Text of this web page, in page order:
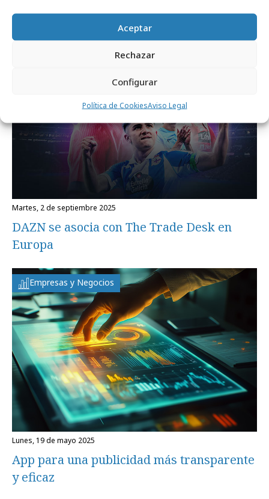
Aceptar
Rechazar
Configurar
Política de CookiesAviso Legal
Medios
martes, 2 de septiembre 2025
DAZN se asocia con The Trade Desk en
Europa
Empresas y Negocios
lunes, 19 de mayo 2025
App para una publicidad más transparente
y eficaz